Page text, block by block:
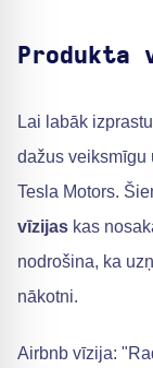
Lai labāk
dažus veiksmīgu
Tesla Motors.
vīzijas kas
nodrošina, ka
nākotni.
Airbnb vīzija: